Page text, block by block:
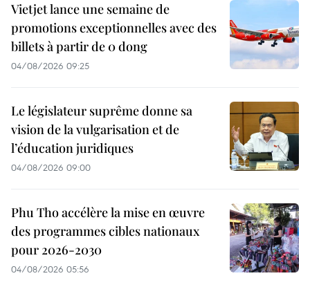
Vietjet lance une semaine de
promotions exceptionnelles avec des
billets à partir de 0 dong
04/08/2026 09:25
Le législateur suprême donne sa
vision de la vulgarisation et de
l’éducation juridiques
04/08/2026 09:00
Phu Tho accélère la mise en œuvre
des programmes cibles nationaux
pour 2026-2030
04/08/2026 05:56